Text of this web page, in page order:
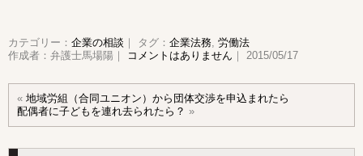
カテゴリー： 企業の相談 ｜ タグ： 企業法務, 労働法
作成者：弁護士馬場陽｜
コメントはありません ｜ 2015/05/17
« 地域労組（合同ユニオン）から団体交渉を申込まれたら
配偶者に子どもを連れ去られたら？ »